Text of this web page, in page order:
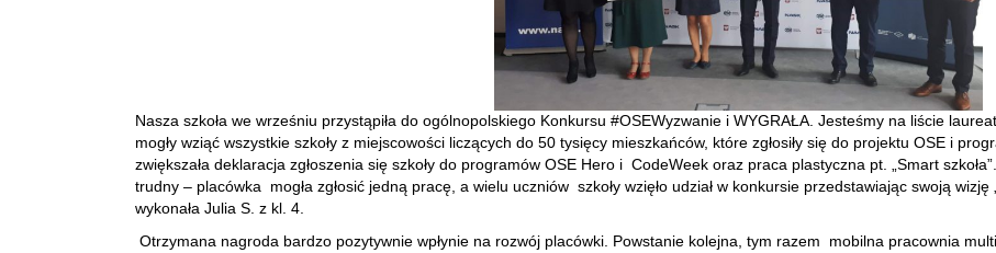
Nasza szkoła we wrześniu przystąpiła do ogólnopolskiego Konkursu #OSEWyzwanie i WYGRAŁA. Jesteśmy na liście
mogły wziąć wszystkie szkoły z miejscowości liczących do 50 tysięcy mieszkańców, które zgłosiły się do projektu OSE i
zwiększała deklaracja zgłoszenia się szkoły do programów OSE Hero i CodeWeek oraz praca plastyczna pt. „Smart
trudny – placówka mogła zgłosić jedną pracę, a wielu uczniów szkoły wzięło udział w konkursie przedstawiając swoją wizję
wykonała Julia S. z kl. 4.
Otrzymana nagroda bardzo pozytywnie wpłynie na rozwój placówki. Powstanie kolejna, tym razem mobilna pracownia